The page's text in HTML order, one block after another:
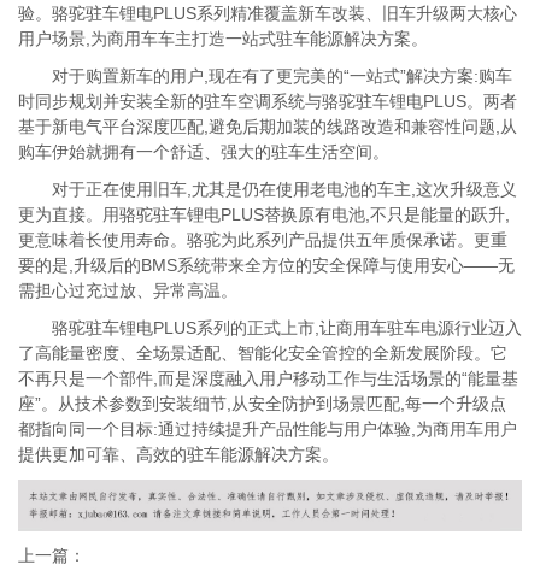
验。骆驼驻车锂电PLUS系列精准覆盖新车改装、旧车升级两大核心
用户场景,为商用车车主打造一站式驻车能源解决方案。
对于购置新车的用户,现在有了更完美的“一站式”解决方案:购车
时同步规划并安装全新的驻车空调系统与骆驼驻车锂电PLUS。两者
基于新电气平台深度匹配,避免后期加装的线路改造和兼容性问题,从
购车伊始就拥有一个舒适、强大的驻车生活空间。
对于正在使用旧车,尤其是仍在使用老电池的车主,这次升级意义
更为直接。用骆驼驻车锂电PLUS替换原有电池,不只是能量的跃升,
更意味着长使用寿命。骆驼为此系列产品提供五年质保承诺。更重
要的是,升级后的BMS系统带来全方位的安全保障与使用安心——无
需担心过充过放、异常高温。
骆驼驻车锂电PLUS系列的正式上市,让商用车驻车电源行业迈入
了高能量密度、全场景适配、智能化安全管控的全新发展阶段。它
不再只是一个部件,而是深度融入用户移动工作与生活场景的“能量基
座”。从技术参数到安装细节,从安全防护到场景匹配,每一个升级点
都指向同一个目标:通过持续提升产品性能与用户体验,为商用车用户
提供更加可靠、高效的驻车能源解决方案。
上一篇：